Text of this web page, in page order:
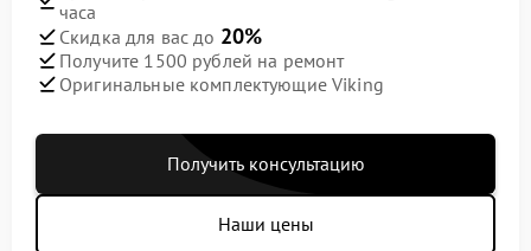
часа
Скидка для вас до 20%
Получите 1500 рублей на ремонт
Оригинальные комплектующие Viking
Получить консультацию
Наши цены